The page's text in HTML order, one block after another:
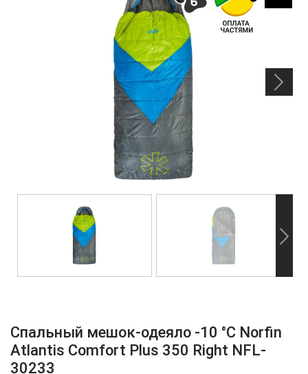
Спальный мешок-одеяло -10 °С Norfin
Atlantis Comfort Plus 350 Right NFL-
30233